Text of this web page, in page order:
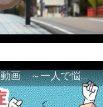
「ギャンブル等依存症対策啓発動画 ～一人で悩まず、家族で悩まず、まず！相談機関へ～」